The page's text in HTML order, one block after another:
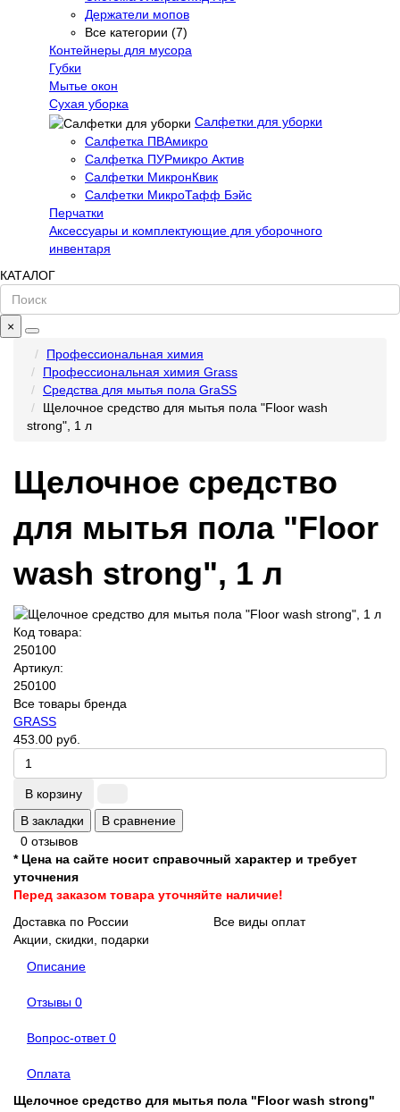
Держатели мопов
Все категории (7)
Контейнеры для мусора
Губки
Мытье окон
Сухая уборка
Салфетки для уборки
Салфетка ПВАмикро
Салфетка ПУРмикро Актив
Салфетки МикронКвик
Салфетки МикроТафф Бэйс
Перчатки
Аксессуары и комплектующие для уборочного
инвентаря
КАТАЛОГ
×
Профессиональная химия
Профессиональная химия Grass
Средства для мытья пола GraSS
Щелочное средство для мытья пола "Floor wash
strong", 1 л
Щелочное средство
для мытья пола "Floor
wash strong", 1 л
Код товара:
250100
Артикул:
250100
Все товары бренда
GRASS
453.00 руб.
В корзину
В закладки
В сравнение
0 отзывов
* Цена на сайте носит справочный характер и требует
уточнения
Перед заказом товара уточняйте наличие!
Доставка по России
Все виды оплат
Акции, скидки, подарки
Описание
Отзывы 0
Вопрос-ответ0
Оплата
Щелочное средство для мытья пола "Floor wash strong"